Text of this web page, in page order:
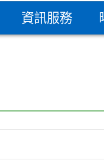
資訊服務